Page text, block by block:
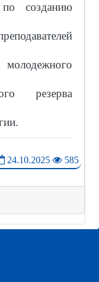
по созданию
молодежного
резерва
24.10.2025 585